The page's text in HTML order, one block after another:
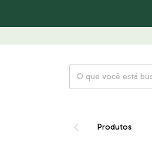
Produtos